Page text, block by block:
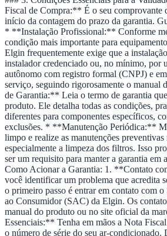
Fiscal de Compra:** É o seu comprovante
início da contagem do prazo da garantia.
* **Instalação Profissional:** Conforme
condição mais importante para
Elgin frequentemente exige que a
instalador credenciado ou, no mínimo, por
autônomo com registro formal (CNPJ) e
serviço, seguindo rigorosamente o
de Garantia:** Leia o termo de garantia
produto. Ele detalha todas as condições,
diferentes para componentes específicos,
exclusões. * **Manutenção Periódica:**
limpo e realize as manutenções preventivas
especialmente a limpeza dos filtros. Isso
ser um requisito para manter a garantia em
Como Acionar a Garantia: 1. **Contato
você identificar um problema que acredita
o primeiro passo é entrar em contato com
ao Consumidor (SAC) da Elgin. Os
manual do produto ou no site oficial da
Essenciais:** Tenha em mãos a Nota
o número de série do seu ar-condicionado.